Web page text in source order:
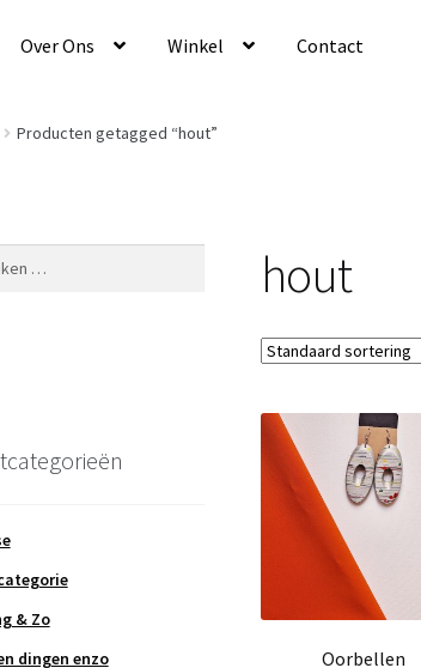
Over Ons Winkel Contact
Producten getagged “hout”
hout
Oorbellen
& Zo
dingen enzo